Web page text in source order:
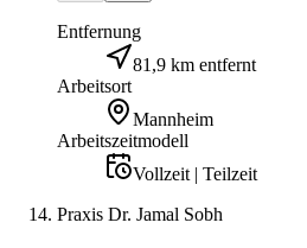
Entfernung
81,9 km entfernt
Arbeitsort
Mannheim
Arbeitszeitmodell
Vollzeit | Teilzeit
Praxis Dr. Jamal Sobh